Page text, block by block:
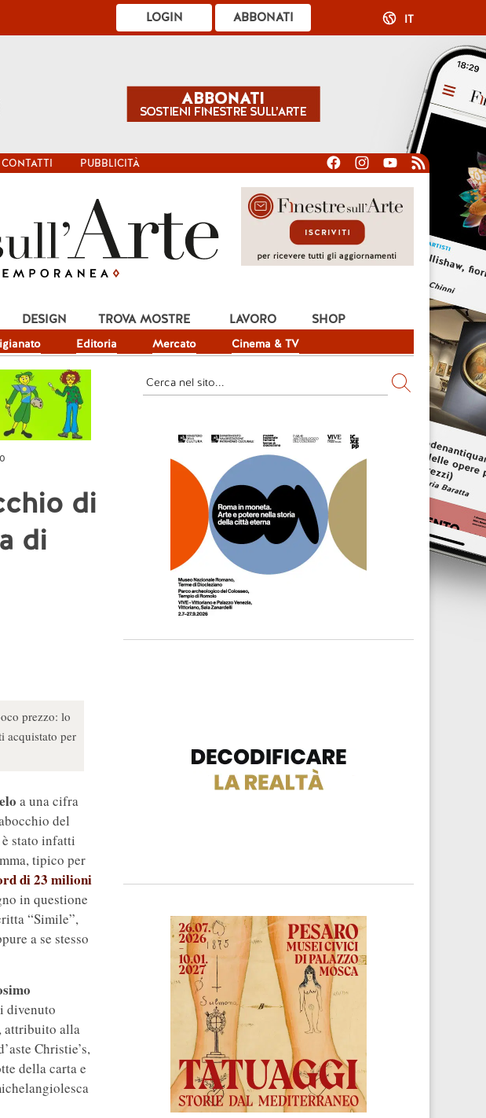
ABBONATI
LOGIN IT
CONTATTI PUBBLICITÀ
Editoria Mercato Cinema & TV
DESIGN TROVA MOSTRE LAVORO SHOP
di
di
prezzo: lo
acquistato per
a una cifra
del
stato infatti
tipico per
di 23 milioni
in questione
“Simile”,
a se stesso
divenuto
attribuito alla
Christie’s,
della carta e